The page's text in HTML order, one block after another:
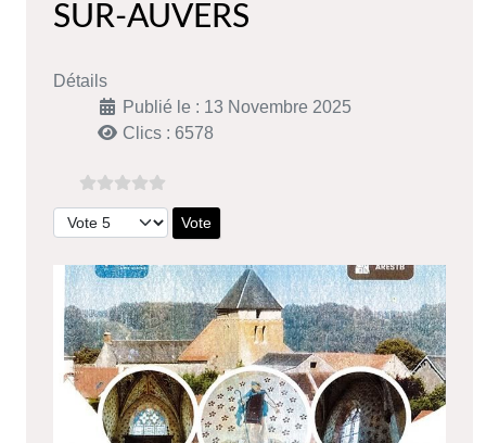
SUR-AUVERS
Détails
Publié le : 13 Novembre 2025
Clics : 6578
Veuillez voter